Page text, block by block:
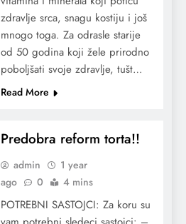
zdravlje srca, snagu kostiju i još
mnogo toga. Za odrasle starije
od 50 godina koji žele prirodno
poboljšati svoje zdravlje, tušt…
Read More
Predobra reform torta!!
admin
1 year
ago
0 4 mins
POTREBNI SASTOJCI: Za koru su